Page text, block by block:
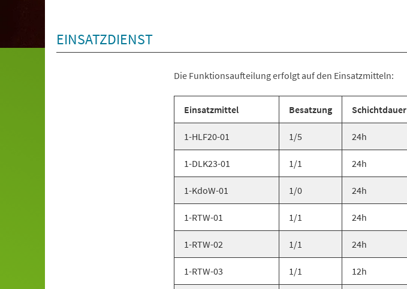
EINSATZDIENST
Die Funktionsaufteilung erfolgt auf den Einsatzmitteln:
Einsatzmittel Besatzung Schichtdauer
1-HLF20-01 1/5 24h
1-DLK23-01 1/1 24h
1-KdoW-01 1/0 24h
1-RTW-01 1/1 24h
1-RTW-02 1/1 24h
1-RTW-03 1/1 12h